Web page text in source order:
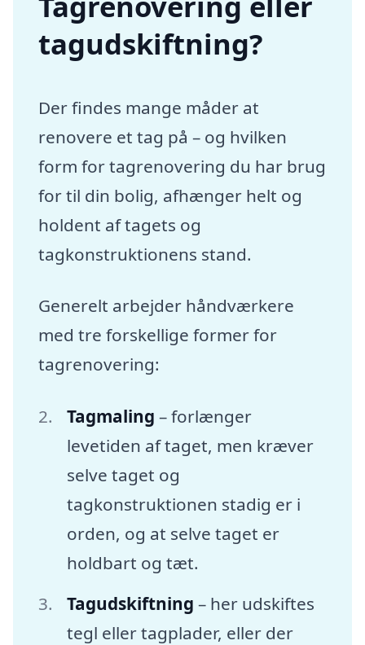
tagudskiftning?
Der findes mange måder at
renovere et tag på – og hvilken
form for tagrenovering du har brug
for til din bolig, afhænger helt og
holdent af tagets og
tagkonstruktionens stand.
Generelt arbejder håndværkere
med tre forskellige former for
tagrenovering:
Tagmaling – forlænger
levetiden af taget, men kræver
selve taget og
tagkonstruktionen stadig er i
orden, og at selve taget er
holdbart og tæt.
Tagudskiftning – her udskiftes
tegl eller tagplader, eller der